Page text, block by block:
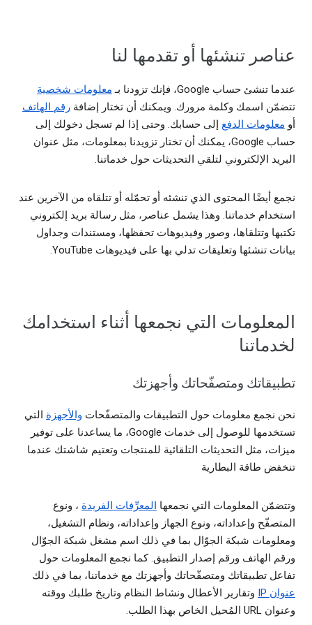
عناصر تنشئها أو تقدمها لنا
عندما تنشئ حساب Google، فإنك تزودنا بـ
معلومات شخصية
تتضمّن اسمك وكلمة مرورك. ويمكنك أن تختار إضافة رقم الهاتف
أو معلومات الدفع إلى حسابك. وحتى إذا لم تسجل دخولك إلى
حساب Google، يمكنك أن تختار تزويدنا بمعلومات، مثل عنوان
البريد الإلكتروني لتلقي التحديثات حول خدماتنا.
نجمع أيضًا المحتوى الذي تنشئه أو تحمّله أو تتلقاه من الآخرين عند
استخدام خدماتنا. وهذا يشمل عناصر، مثل رسالة بريد إلكتروني
تكتبها وتتلقاها، وصور وفيديوهات تحفظها، ومستندات وجداول
بيانات تنشئها وتعليقات تدلي بها على فيديوهات YouTube.
المعلومات التي نجمعها أثناء استخدامك
لخدماتنا
تطبيقاتك ومتصفّحاتك وأجهزتك
نحن نجمع معلومات حول التطبيقات والمتصفّحات والأجهزة التي
تستخدمها للوصول إلى خدمات Google، ما يساعدنا على توفير
ميزات، مثل التحديثات التلقائية للمنتجات وتعتيم شاشتك عندما
تنخفض طاقة البطارية
وتتضمّن المعلومات التي نجمعها المعرِّفات الفريدة ، ونوع
المتصفّح وإعداداته، ونوع الجهاز وإعداداته، ونظام التشغيل،
ومعلومات شبكة الجوّال بما في ذلك اسم مشغل شبكة الجوّال
ورقم الهاتف ورقم إصدار التطبيق. كما نجمع المعلومات حول
تفاعل تطبيقاتك ومتصفّحاتك وأجهزتك مع خدماتنا، بما في ذلك
عنوان IP
وتقارير الأعطال ونشاط النظام وتاريخ طلبك ووقته
وعنوان URL المُحيل الخاص بهذا الطلب.